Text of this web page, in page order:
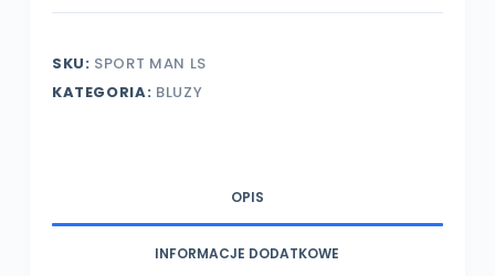
rękawem
SKU: SPORT MAN LS
KATEGORIA: BLUZY
OPIS
INFORMACJE DODATKOWE